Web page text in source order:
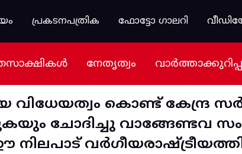
പ്രകടനപത്രിക ഫോട്ടോ ഗാലറി
നേതൃത്വം
വിധേയത്വം കൊണ്ട് കേന്ദ്ര
ചോദിച്ചു വാങ്ങേണ്ടവ